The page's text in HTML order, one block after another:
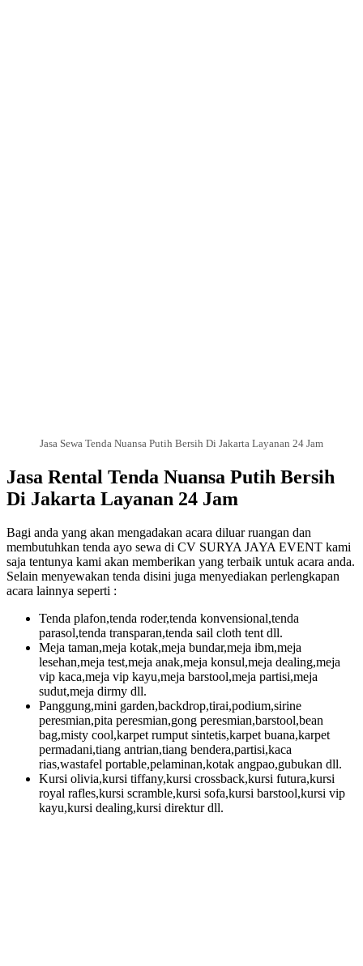
Jasa Sewa Tenda Nuansa Putih Bersih Di Jakarta Layanan 24 Jam
Jasa Rental Tenda Nuansa Putih Bersih
Di Jakarta Layanan 24 Jam
Bagi anda yang akan mengadakan acara diluar ruangan dan
membutuhkan tenda ayo sewa di CV SURYA JAYA EVENT kami
saja tentunya kami akan memberikan yang terbaik untuk acara anda.
Selain menyewakan tenda disini juga menyediakan perlengkapan
acara lainnya seperti :
Tenda plafon,tenda roder,tenda konvensional,tenda
parasol,tenda transparan,tenda sail cloth tent dll.
Meja taman,meja kotak,meja bundar,meja ibm,meja
lesehan,meja test,meja anak,meja konsul,meja dealing,meja
vip kaca,meja vip kayu,meja barstool,meja partisi,meja
sudut,meja dirmy dll.
Panggung,mini garden,backdrop,tirai,podium,sirine
peresmian,pita peresmian,gong peresmian,barstool,bean
bag,misty cool,karpet rumput sintetis,karpet buana,karpet
permadani,tiang antrian,tiang bendera,partisi,kaca
rias,wastafel portable,pelaminan,kotak angpao,gubukan dll.
Kursi olivia,kursi tiffany,kursi crossback,kursi futura,kursi
royal rafles,kursi scramble,kursi sofa,kursi barstool,kursi vip
kayu,kursi dealing,kursi direktur dll.